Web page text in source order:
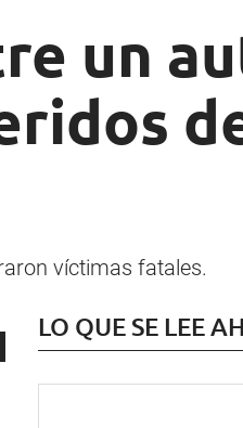
un
víctimas fatales.
LO QUE SE LEE